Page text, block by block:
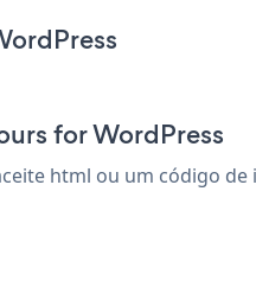
for WordPress
html ou um código de